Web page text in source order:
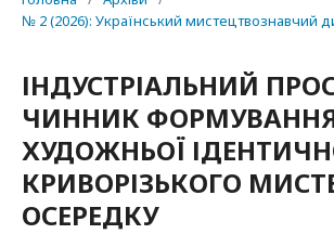
№ 2 (2026): Український мистецтвознавчий
ІНДУСТРІАЛЬНИЙ
ЧИННИК
ХУДОЖНЬОЇ
КРИВОРІЗЬКОГО
ОСЕРЕДКУ